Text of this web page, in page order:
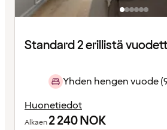
Standard 2 erillistä
Yhden hengen vuode
Huonetiedot
Alkaen2 240NOK